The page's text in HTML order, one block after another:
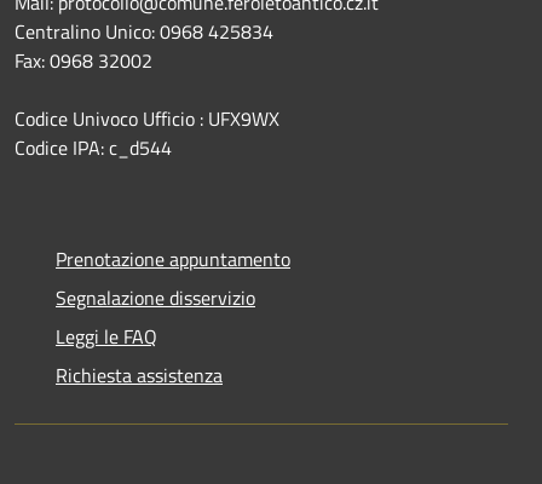
Centralino Unico: 0968 425834
Fax: 0968 32002
Codice Univoco Ufficio : UFX9WX
Codice IPA: c_d544
Prenotazione appuntamento
Segnalazione disservizio
Leggi le FAQ
Richiesta assistenza